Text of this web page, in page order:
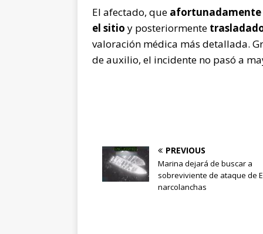
El afectado, que afortunadamente
el sitio y posteriormente
valoración médica más detallada.
de auxilio, el incidente no pasó a
PREVIOUS
Marina dejará de buscar a
sobreviviente de ataque de
narcolanchas